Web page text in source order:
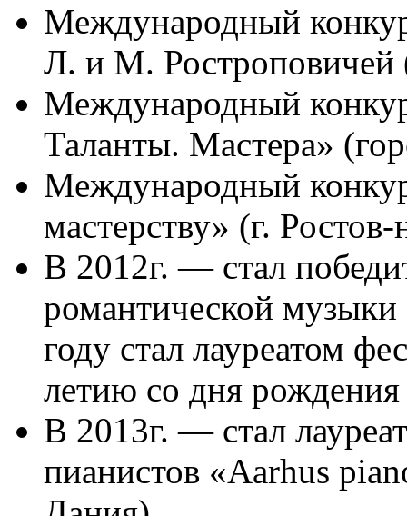
Международный
Л. и М. Ростроповичей
Международный
Таланты. Мастера»
Международный
мастерству» (г.
В 2012г. — стал
романтической
году стал лауреатом
летию со дня
В 2013г. — стал
пианистов «Aarhus